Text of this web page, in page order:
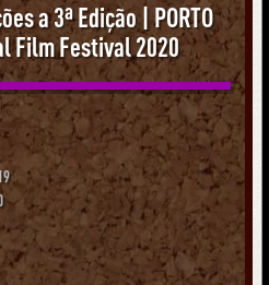
a 3ª Edição | PORTO
Film Festival 2020